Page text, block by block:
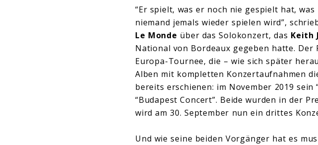
“Er spielt, was er noch nie gespielt hat,
niemand jemals wieder spielen wird”,
Le Monde über das Solokonzert, das Keith
National von Bordeaux gegeben hatte.
Europa-Tournee, die – wie sich später
Alben mit kompletten Konzertaufnahmen
bereits erschienen: im November 2019 sein
“Budapest Concert”. Beide wurden in der
wird am 30. September nun ein drittes
Und wie seine beiden Vorgänger hat es